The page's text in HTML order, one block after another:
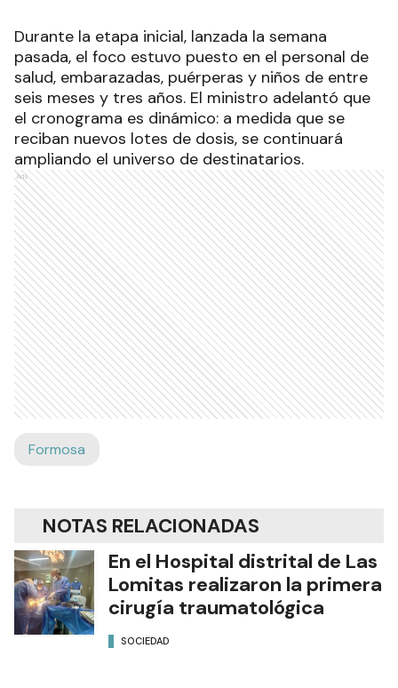
Durante la etapa inicial, lanzada la semana
pasada, el foco estuvo puesto en el personal de
salud, embarazadas, puérperas y niños de entre
seis meses y tres años. El ministro adelantó que
el cronograma es dinámico: a medida que se
reciban nuevos lotes de dosis, se continuará
ampliando el universo de destinatarios.
Ads
Formosa
NOTAS RELACIONADAS
En el Hospital distrital de Las
Lomitas realizaron la primera
cirugía traumatológica
SOCIEDAD